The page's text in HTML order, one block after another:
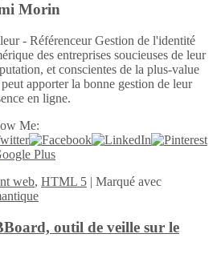
Morin
- Référenceur Gestion de l'identité
des entreprises soucieuses de leur
et conscientes de la plus-value
apporter la bonne gestion de leur
en ligne.
Me:
web, HTML 5 | Marqué avec
outil de veille sur le